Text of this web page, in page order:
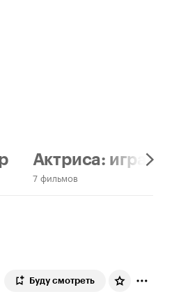
Актриса: играет
7 фильмов
Буду смотреть